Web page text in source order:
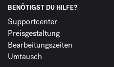
BENÖTIGST DU HILFE?
Supportcenter
Preisgestaltung
Bearbeitungszeiten
Umtausch